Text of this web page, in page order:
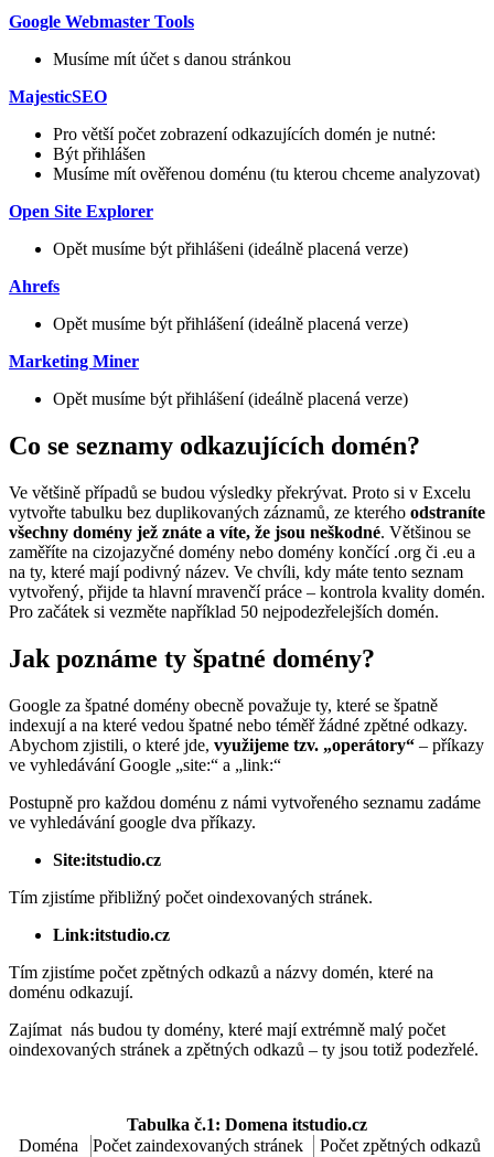
Google Webmaster Tools
Musíme mít účet s danou stránkou
MajesticSEO
Pro větší počet zobrazení odkazujících domén je nutné:
Být přihlášen
Musíme mít ověřenou doménu (tu kterou chceme analyzovat)
Open Site Explorer
Opět musíme být přihlášeni (ideálně placená verze)
Ahrefs
Opět musíme být přihlášení (ideálně placená verze)
Marketing Miner
Opět musíme být přihlášení (ideálně placená verze)
Co se seznamy odkazujících domén?
Ve většině případů se budou výsledky překrývat. Proto si v Excelu
vytvořte tabulku bez duplikovaných záznamů, ze kterého odstraníte
všechny domény jež znáte a víte, že jsou neškodné. Většinou se
zaměříte na cizojazyčné domény nebo domény končící .org či .eu a
na ty, které mají podivný název. Ve chvíli, kdy máte tento seznam
vytvořený, přijde ta hlavní mravenčí práce – kontrola kvality domén.
Pro začátek si vezměte například 50 nejpodezřelejších domén.
Jak poznáme ty špatné domény?
Google za špatné domény obecně považuje ty, které se špatně
indexují a na které vedou špatné nebo téměř žádné zpětné odkazy.
Abychom zjistili, o které jde, využijeme tzv. „operátory“ – příkazy
ve vyhledávání Google „site:“ a „link:“
Postupně pro každou doménu z námi vytvořeného seznamu zadáme
ve vyhledávání google dva příkazy.
Site:itstudio.cz
Tím zjistíme přibližný počet oindexovaných stránek.
Link:itstudio.cz
Tím zjistíme počet zpětných odkazů a názvy domén, které na
doménu odkazují.
Zajímat nás budou ty domény, které mají extrémně malý počet
oindexovaných stránek a zpětných odkazů – ty jsou totiž podezřelé.
Tabulka č.1: Domena itstudio.cz
Doména
Počet zaindexovaných stránek
Počet zpětných odkazů